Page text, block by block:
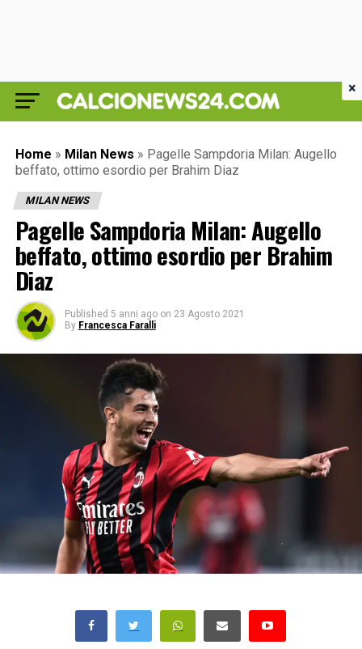
Home » Milan News » Pagelle Sampdoria Milan: Augello
beffato, ottimo esordio per Brahim Diaz
MILAN NEWS
Pagelle Sampdoria Milan: Augello
beffato, ottimo esordio per Brahim
Diaz
Published 5 anni ago on 23 Agosto 2021
By Francesca Faralli
×